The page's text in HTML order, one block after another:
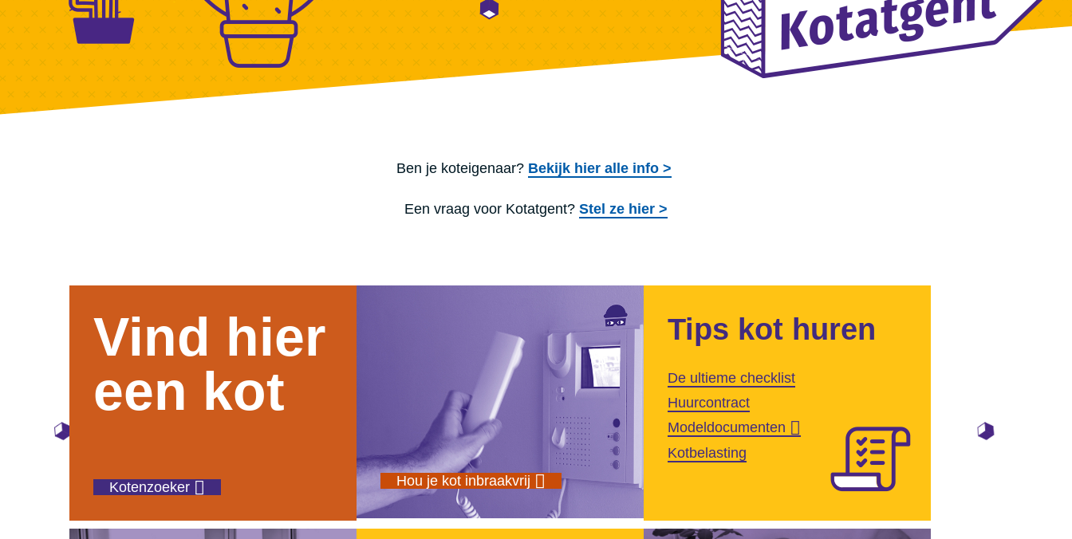
Ben je koteigenaar? Bekijk hier alle info >
Een vraag voor Kotatgent? Stel ze hier >
Vind hier
een kot
Kotenzoeker Hou je kot inbraakvrij
Tips kot huren
De ultieme checklist
Huurcontract
Modeldocumenten
Kotbelasting